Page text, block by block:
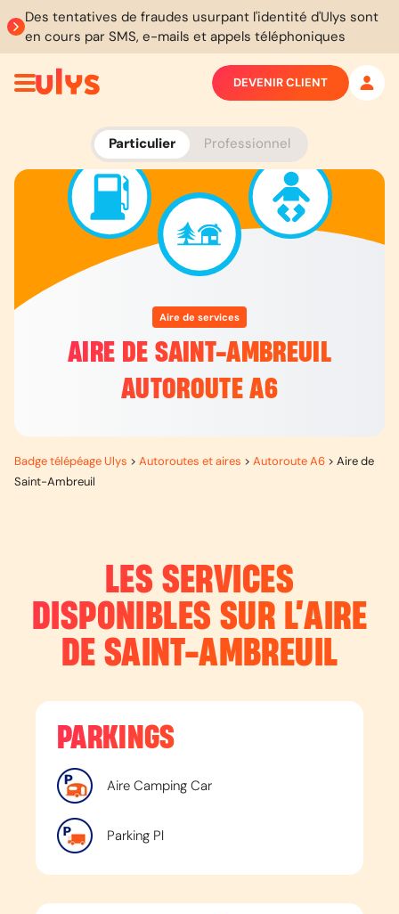
Des tentatives de fraudes usurpant l'identité d'Ulys sont
en cours par SMS, e-mails et appels téléphoniques
Particulier Professionnel
DEVENIR CLIENT
Aire de services
AIRE DE SAINT-AMBREUIL
AUTOROUTE A6
Badge télépéage Ulys > Autoroutes et aires > Autoroute A6 > Aire de
Saint-Ambreuil
LES SERVICES
DISPONIBLES SUR L’AIRE
DE SAINT-AMBREUIL
PARKINGS
Aire Camping Car
Parking Pl